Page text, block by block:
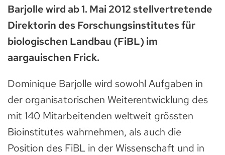
Barjolle wird ab 1. Mai 2012 stellvertretende
Direktorin des Forschungsinstitutes für
biologischen Landbau (FiBL) im
aargauischen Frick.
Dominique Barjolle wird sowohl Aufgaben in
der organisatorischen Weiterentwicklung des
mit 140 Mitarbeitenden weltweit grössten
Bioinstitutes wahrnehmen, als auch die
Position des FiBL in der Wissenschaft und in